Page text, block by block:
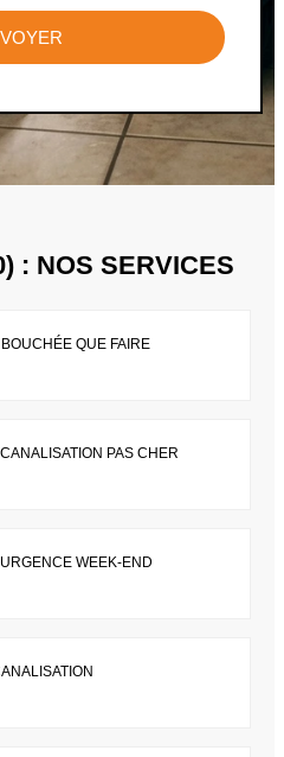
: NOS SERVICES
QUE FAIRE
PAS CHER
WEEK-END